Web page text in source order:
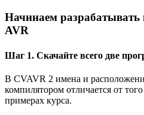
Начинаем
AVR
Шаг 1. Скачайте всего две
В CVAVR 2 имена и
компилятором отличается от
примерах курса.